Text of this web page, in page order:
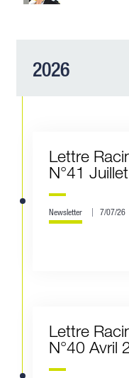
2026
Lettre
N°41
Newsletter 7/07/26
Lettre
N°40 Avril